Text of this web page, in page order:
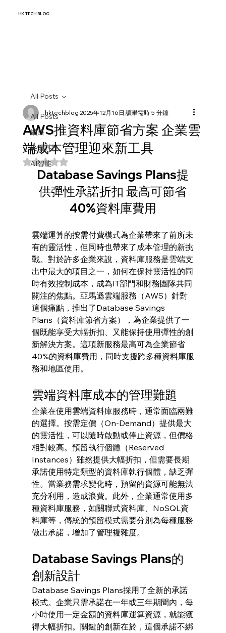
HK TECH BLOG
All Posts
網路
尖端科技
AI智能
All Posts
AWS推資料庫節省方案 企業雲
端成本管理迎來新工具
hktechblog2025年12月16日 讀畢需時 5 分鐘
評等為 NaN（最高為 5 顆星）。
Database Savings Plans提
供彈性承諾折扣 最高可節省
40%資料庫費用
雲端運算的按需付費模式為企業帶來了前所未
有的靈活性，但同時也帶來了成本管理的新挑
戰。對於許多企業來說，資料庫服務是雲端支
出中最大的項目之一，如何在保持靈活性的同
時有效控制成本，成為IT部門和財務團隊共同
關注的焦點。亞馬遜雲端服務（AWS）針對
這個痛點，推出了Database Savings
Plans（資料庫節省方案），為企業提供了一
個既能享受大幅折扣、又能保持使用彈性的創
新解決方案。這項新服務最高可為企業節省
40%的資料庫費用，同時支援跨多種資料庫服
務和地區使用。
雲端資料庫成本的管理難題
企業在使用雲端資料庫服務時，通常面臨兩難
的選擇。按需定價（On-Demand）提供最大
的靈活性，可以隨時啟動或停止資源，但價格
相對較高。預留執行個體（Reserved
Instances）雖然提供大幅折扣，但需要長期
承諾使用特定類型的資料庫執行個體，缺乏彈
性。當業務需求變化時，預留的資源可能無法
充分利用，造成浪費。此外，企業通常使用多
種資料庫服務，如關聯式資料庫、NoSQL資
料庫等，傳統的預留模式需要分別為每種服務
做出承諾，增加了管理複雜度。
Database Savings Plans的
創新設計
Database Savings Plans採用了全新的承諾
模式。企業只需承諾在一年或三年期間內，每
小時使用一定金額的資料庫運算資源，就能獲
得大幅折扣。關鍵的創新在於，這個承諾不綁